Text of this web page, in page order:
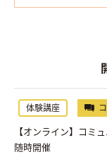
体験講座
【オンライン】コミ
随時開催